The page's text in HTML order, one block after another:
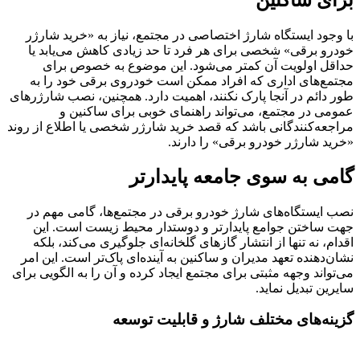
با وجود ایستگاه شارژ اختصاصی در مجتمع، نیاز به «خرید شارژر
خودرو برقی» شخصی برای هر فرد تا حد زیادی کاهش می‌یابد یا
حداقل اولویت آن کمتر می‌شود. این موضوع به خصوص برای
مجتمع‌های اداری که افراد ممکن است خودروی برقی خود را به
طور دائم در آنجا پارک نکنند، اهمیت دارد. همچنین، نصب شارژرهای
عمومی در مجتمع، می‌تواند راهنمای خوبی برای ساکنین و
مراجعه‌کنندگانی باشد که قصد خرید شارژر شخصی یا اطلاع از روند
«خرید شارژر خودرو برقی» را دارند.
گامی به سوی جامعه پایدارتر
نصب ایستگاه‌های شارژ خودرو برقی در مجتمع‌ها، گامی مهم در
جهت ساختن جوامع پایدارتر و دوستدار محیط زیست است. این
اقدام، نه تنها از انتشار گازهای گلخانه‌ای جلوگیری می‌کند، بلکه
نشان‌دهنده تعهد مدیران و ساکنین به آینده‌ای پاک‌تر است. این امر
می‌تواند وجهه مثبتی برای مجتمع ایجاد کرده و آن را به الگویی برای
سایرین تبدیل نماید.
گزینه‌های مختلف شارژ و قابلیت توسعه